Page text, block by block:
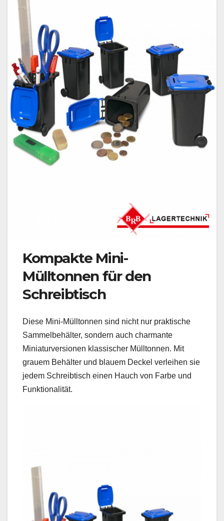
Kompakte Mini-
Mülltonnen für den
Schreibtisch
Diese Mini-Mülltonnen sind nicht nur praktische
Sammelbehälter, sondern auch charmante
Miniaturversionen klassischer Mülltonnen. Mit
grauem Behälter und blauem Deckel verleihen sie
jedem Schreibtisch einen Hauch von Farbe und
Funktionalität.